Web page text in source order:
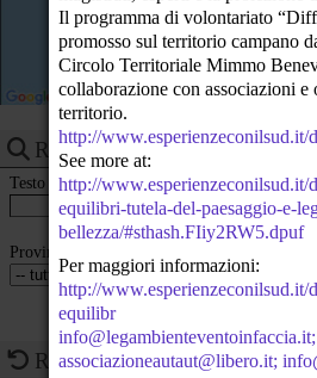
Ricerca eventi
Testo
Provincia
Ricorrenze del giorno
Il programma di volontariato
promosso sul territorio campano
Circolo Territoriale Mimmo
collaborazione con associazioni e
territorio.
http://www.esperienzeconilsud.it/
See more at:
http://
equilibri-tutela-del-paesaggio-e-
bellezza/#sthash.FIiy2RW5.dpuf
Per maggiori informazioni:
http://
equilibr
info@legambienteventoinfaccia.it;
associazioneautaut@libero.it;